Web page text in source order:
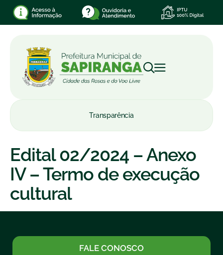
Transparência
Edital 02/2024 – Anexo
IV – Termo de execução
cultural
FALE CONOSCO